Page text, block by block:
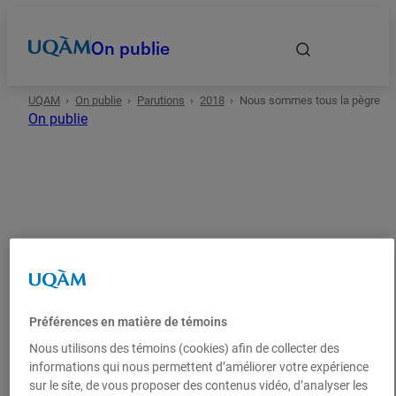
Accueil
Domaines
Types
On publie
UQAM On publie Parutions 2018 Nous sommes tous la pègre
On publie
2018Arts Essai
Nous sommes tous la
pègre
Préférences en matière de témoins
Nous utilisons des témoins (cookies) afin de collecter des
informations qui nous permettent d’améliorer votre expérience
sur le site, de vous proposer des contenus vidéo, d’analyser les